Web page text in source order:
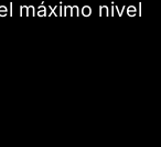
máximo nivel